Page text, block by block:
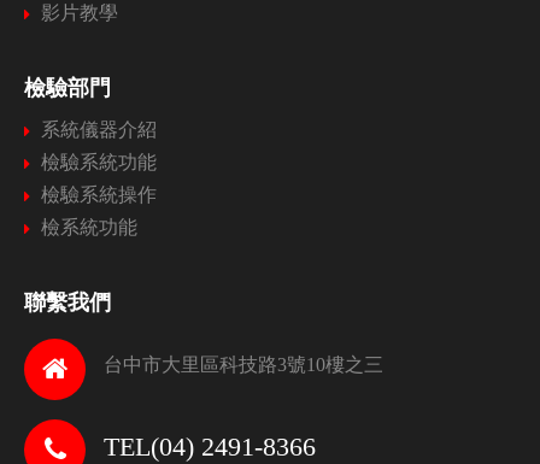
影片教學
檢驗部門
系統儀器介紹
檢驗系統功能
檢驗系統操作
檢系統功能
聯繫我們
台中市大里區科技路3號10樓之三
TEL(04) 2491-8366